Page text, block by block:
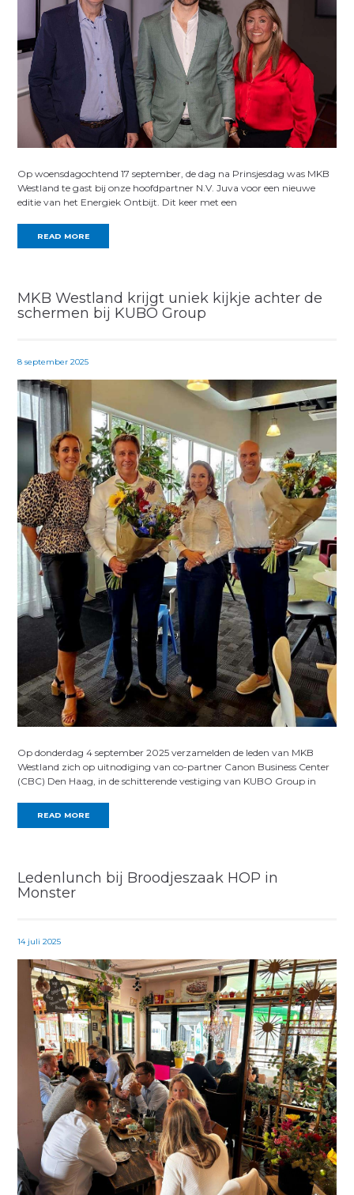
Op woensdagochtend 17 september, de dag na Prinsjesdag was MKB
Westland te gast bij onze hoofdpartner N.V. Juva voor een nieuwe
editie van het Energiek Ontbijt. Dit keer met een
READ MORE
MKB Westland krijgt uniek kijkje achter de
schermen bij KUBO Group
8 september 2025
Op donderdag 4 september 2025 verzamelden de leden van MKB
Westland zich op uitnodiging van co-partner Canon Business Center
(CBC) Den Haag, in de schitterende vestiging van KUBO Group in
READ MORE
Ledenlunch bij Broodjeszaak HOP in
Monster
14 juli 2025